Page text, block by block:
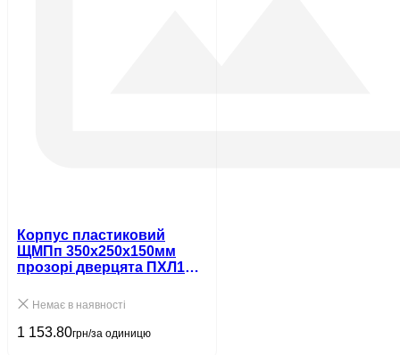
Корпус пластиковий
ЩМПп 350х250х150мм
прозорі дверцята ПХЛ1
Немає в наявності
1 153.80грн/за одиницю